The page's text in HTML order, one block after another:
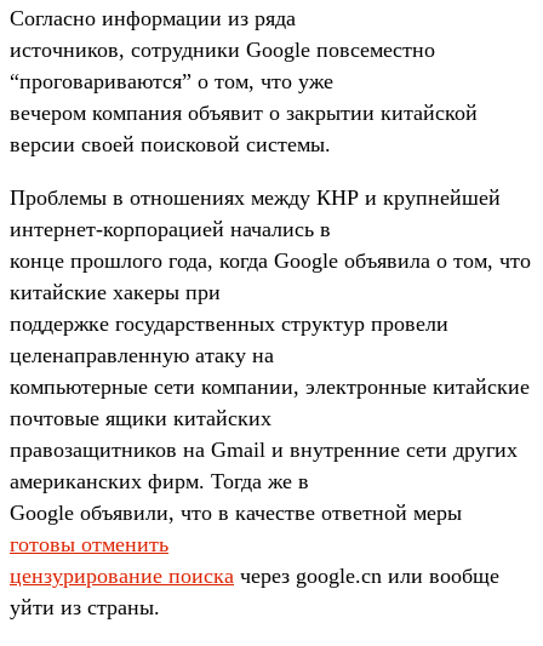
Согласно информации из ряда
источников, сотрудники Google повсеместно
“проговариваются” о том, что уже
вечером компания объявит о закрытии китайской
версии своей поисковой системы.
Проблемы в отношениях между КНР и крупнейшей
интернет-корпорацией начались в
конце прошлого года, когда Google объявила о том, что
китайские хакеры при
поддержке государственных структур провели
целенаправленную атаку на
компьютерные сети компании, электронные китайские
почтовые ящики китайских
правозащитников на Gmail и внутренние сети других
американских фирм. Тогда же в
Google объявили, что в качестве ответной меры
готовы отменить
цензурирование поиска через google.cn или вообще
уйти из страны.